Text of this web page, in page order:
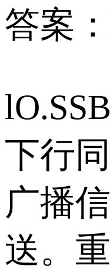
答案
下行
广播
送。